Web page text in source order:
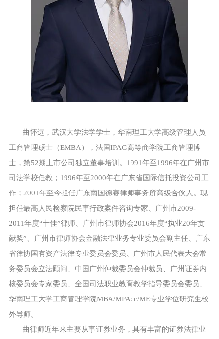
曲怀远，武汉大学法学学士，华南理工大学高级管理人员
工商管理硕士（EMBA），法国IPAG高等商学院工商管理博
士，第52期上市公司独立董事培训。1991年至1996年在广州市
司法学校任教；1996年至2000年在广东省国际信托投资公司工
作；2001年至今担任广东南国德赛律师事务所高级合伙人。现
担任最高人民检察院民事行政案件咨询专家、广州市2009-
2011年度“十佳”律师、广州市律师协会2016年度“执业20年贡
献奖”、广州市律师协会金融法律业务专业委员会副主任、广东
省律协国有资产法律专业委员会委员、广州市人民代表大会常
务委员会立法顾问、中国广州仲裁委员会仲裁员、广州证券内
核委员会专家委员、全国司法职业教育教学指导委员会委员、
华南理工大学工商管理学院MBA/MPAcc/ME专业学位研究生校
外导师。
曲律师近年来主要从事证券业务，具有丰富的证券法律业